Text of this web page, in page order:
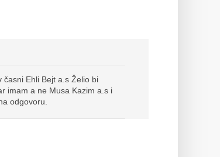
časni Ehli Bejt a.s Želio bi
imam a ne Musa Kazim a.s i
odgovoru.